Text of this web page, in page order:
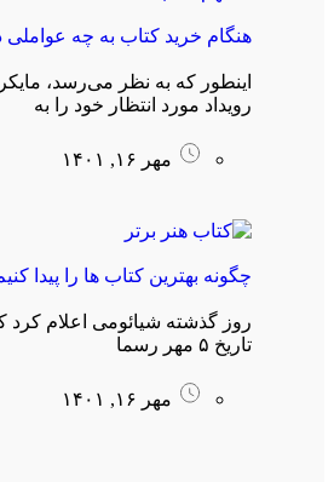
هنگام خرید کتاب به چه
اینطور که به نظر می‌رسد،
رویداد مورد انتظار خود را به
مهر ۱۶, ۱۴۰۱
چگونه بهترین کتاب ها را پیدا
تاریخ ۵ مهر رسما
مهر ۱۶, ۱۴۰۱